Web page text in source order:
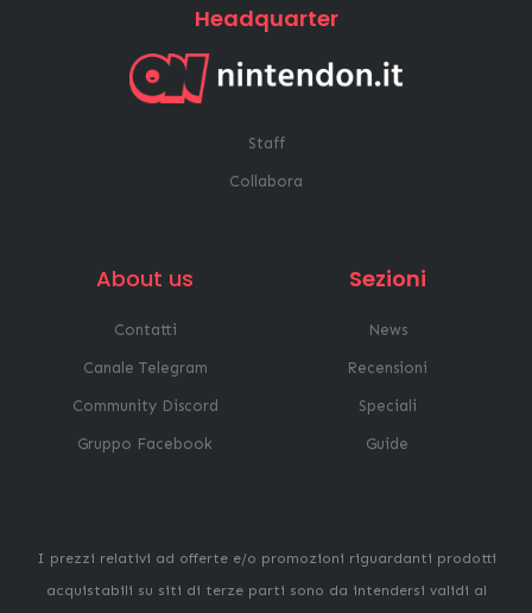
Headquarter
Staff
Collabora
About us
Contatti
Canale Telegram
Community Discord
Gruppo Facebook
Sezioni
News
Recensioni
Speciali
Guide
I prezzi relativi ad offerte e/o promozioni riguardanti prodotti
acquistabili su siti di terze parti sono da intendersi validi al